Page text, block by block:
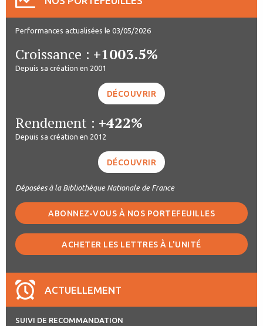
Performances actualisées le 03/05/2026
Croissance : +1003.5%
Depuis sa création en 2001
DÉCOUVRIR
Rendement : +422%
Depuis sa création en 2012
DÉCOUVRIR
Déposées à la Bibliothèque Nationale de France
ABONNEZ-VOUS À NOS PORTEFEUILLES
ACHETER LES LETTRES À L'UNITÉ
ACTUELLEMENT
SUIVI DE RECOMMANDATION